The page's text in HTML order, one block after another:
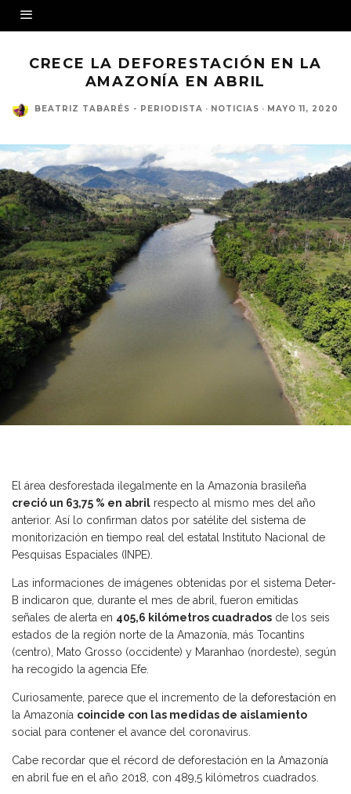
CRECE LA DEFORESTACIÓN EN LA
AMAZONÍA EN ABRIL
BEATRIZ TABARÉS - PERIODISTA · NOTICIAS · MAYO 11, 2020
El área desforestada ilegalmente en la Amazonía brasileña
creció un 63,75 % en abril respecto al mismo mes del año
anterior. Así lo confirman datos por satélite del sistema de
monitorización en tiempo real del estatal Instituto Nacional de
Pesquisas Espaciales (INPE).
Las informaciones de imágenes obtenidas por el sistema Deter-
B indicaron que, durante el mes de abril, fueron emitidas
señales de alerta en 405,6 kilómetros cuadrados de los seis
estados de la región norte de la Amazonía, más Tocantins
(centro), Mato Grosso (occidente) y Maranhao (nordeste), según
ha recogido la agencia Efe.
Curiosamente, parece que el incremento de la deforestación en
la Amazonía coincide con las medidas de aislamiento
social para contener el avance del coronavirus.
Cabe recordar que el récord de deforestación en la Amazonía
en abril fue en el año 2018, con 489,5 kilómetros cuadrados.